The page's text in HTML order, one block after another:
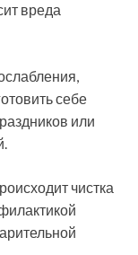
вреда
себе
или
чистка